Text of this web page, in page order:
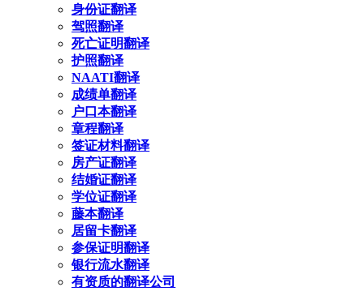
身份证翻译
驾照翻译
死亡证明翻译
护照翻译
NAATI翻译
成绩单翻译
户口本翻译
章程翻译
签证材料翻译
房产证翻译
结婚证翻译
学位证翻译
藤本翻译
居留卡翻译
参保证明翻译
银行流水翻译
有资质的翻译公司